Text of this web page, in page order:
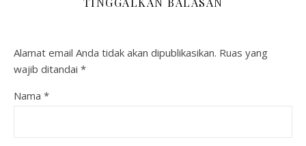
Alamat email Anda tidak akan dipublikasikan. Ruas yang
wajib ditandai *
Nama *